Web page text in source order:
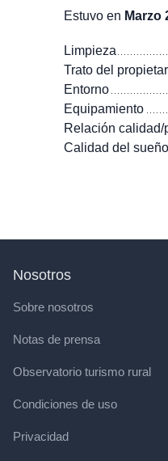
Estuvo en Marzo
Limpieza
Trato del
Entorno
Equipamiento
Relación calidad/
Calidad del sueño
Nosotros
Sobre nosotros
Notas de prensa
Observatorio turismo rural
Condiciones de uso
Privacidad